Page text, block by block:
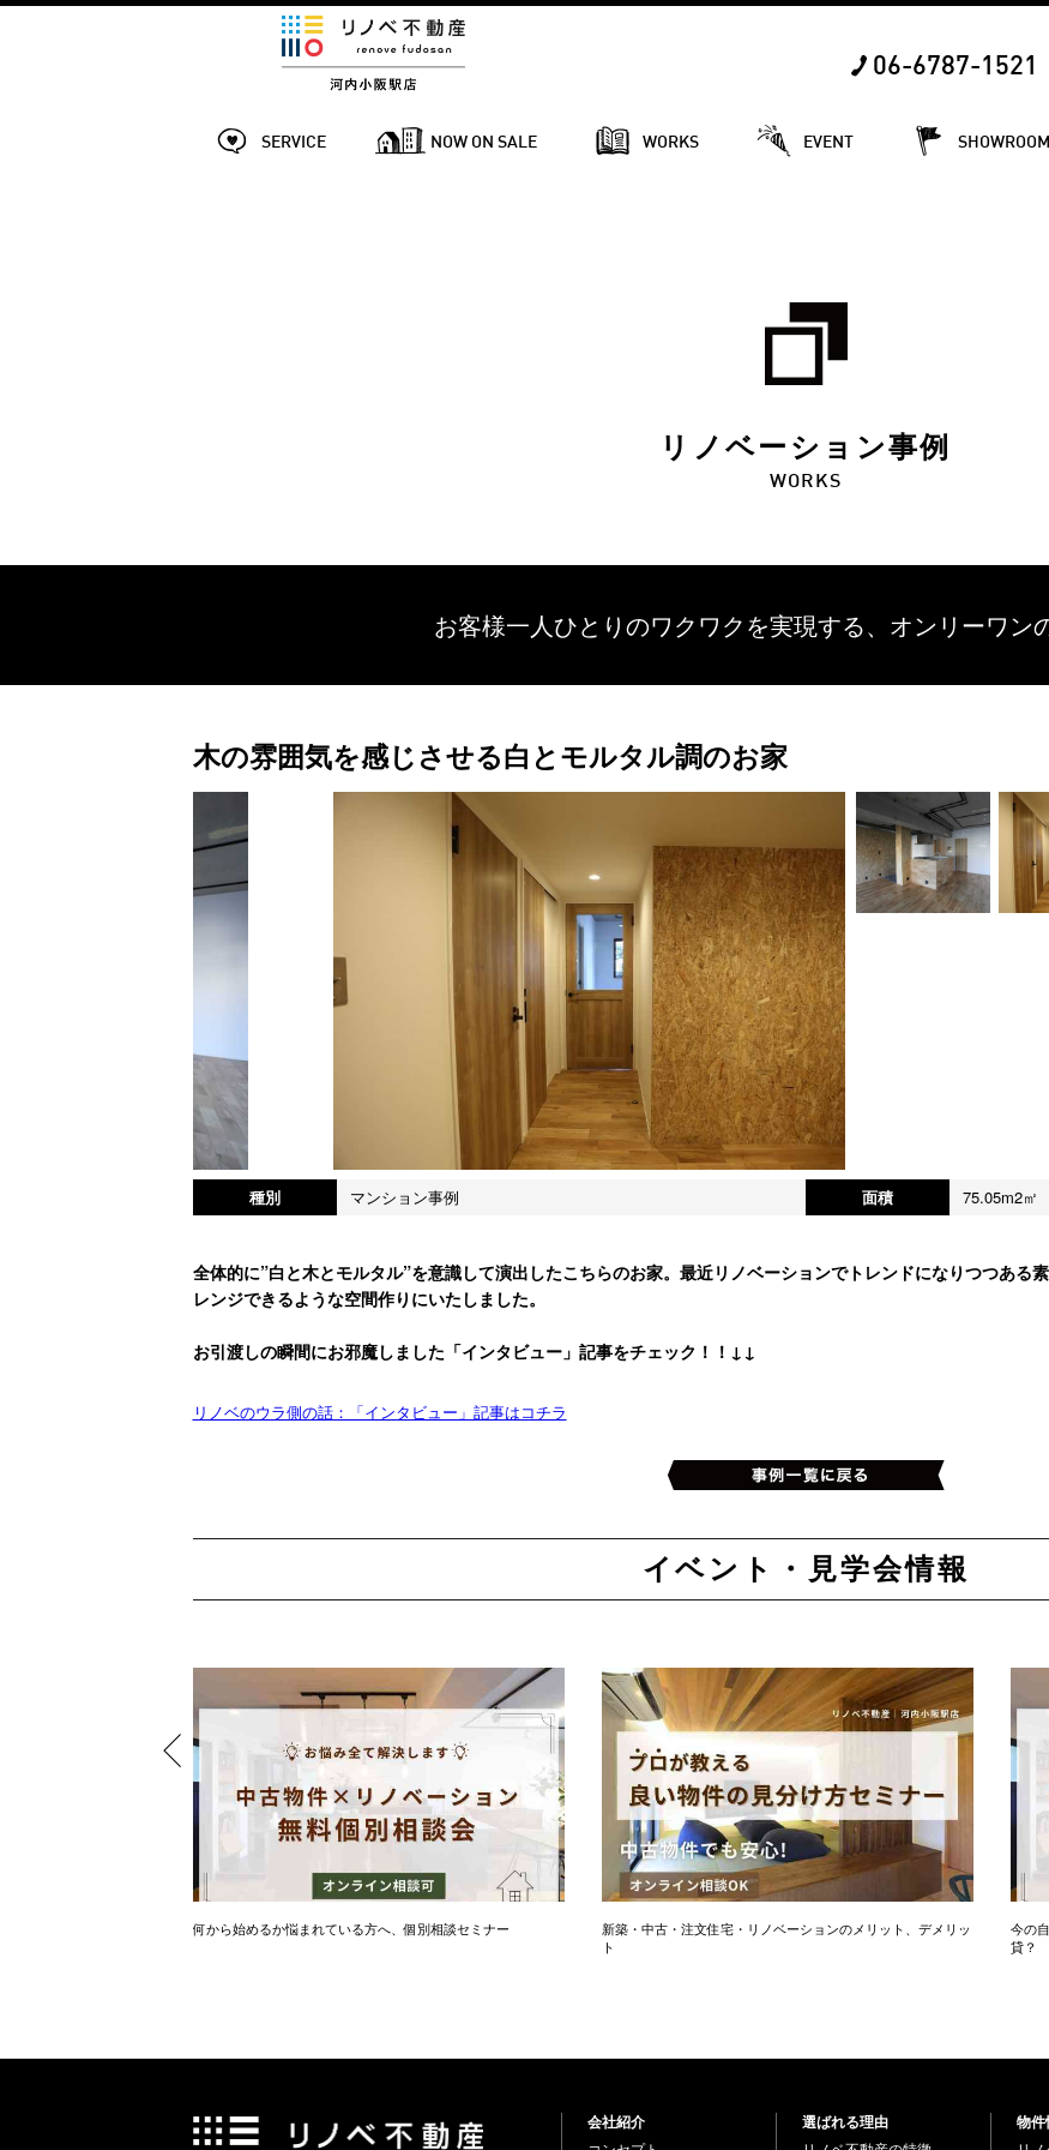
06-6787-1521
SERVICE NOW ON SALE WORKS EVENT SHOWROOM
リノベーション事例
WORKS
お客様一人ひとりのワクワクを実現する、 オンリーワン
木の雰囲気を感じさせる白とモルタル調のお家
種別 マンション事例 面積 75.05m2㎡
全体的に”白と木とモルタル”を意識して演出したこちらのお家。最近リノベーションでトレンドになりつつある
レンジできるような空間作りにいたしました。
お引渡しの瞬間にお邪魔しました「インタビュー」記事をチェック！！↓↓
リノベのウラ側の話：「インタビュー」記事はコチラ
イベント・見学会情報
何から始めるか悩まれている方へ、個別相談セミナー
新築・中古・注文住宅・リノベーションのメリット、デメリッ
ト
今の
貸？
会社紹介
選ばれる理由
物件